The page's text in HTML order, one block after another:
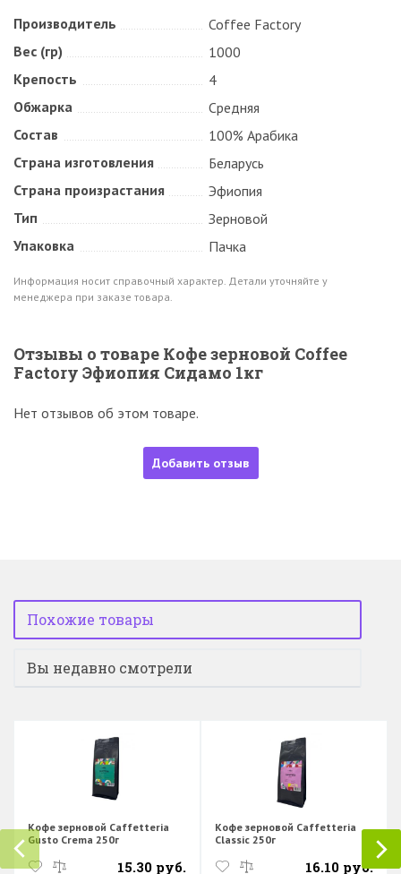
Производитель
Coffee Factory
Вес (гр)
1000
Крепость
4
Обжарка
Средняя
Состав
100% Арабика
Страна изготовления
Беларусь
Страна произрастания
Эфиопия
Тип
Зерновой
Упаковка
Пачка
Информация носит справочный характер. Детали уточняйте у
менеджера при заказе товара.
Отзывы о товаре Кофе зерновой Coffee
Factory Эфиопия Сидамо 1кг
Нет отзывов об этом товаре.
Добавить отзыв
Похожие товары
Вы недавно смотрели
Кофе зерновой Caffetteria
Gusto Crema 250г
15.30 руб.
Кофе зерновой Caffetteria
Classic 250г
16.10 руб.